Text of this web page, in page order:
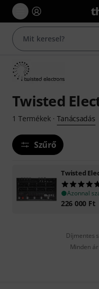
Twisted
1 Termékek· Tanácsadás
Szűrő
Twisted
Azonnal
226 000 Ft
Díjmentes
Minden